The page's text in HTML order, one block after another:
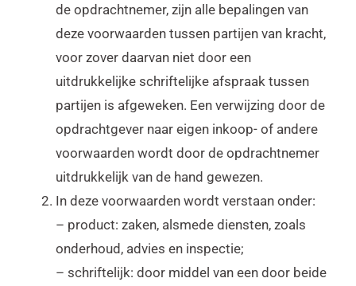
de opdrachtnemer, zijn alle bepalingen van
deze voorwaarden tussen partijen van kracht,
voor zover daarvan niet door een
uitdrukkelijke schriftelijke afspraak tussen
partijen is afgeweken. Een verwijzing door de
opdrachtgever naar eigen inkoop- of andere
voorwaarden wordt door de opdrachtnemer
uitdrukkelijk van de hand gewezen.
In deze voorwaarden wordt verstaan onder:
– product: zaken, alsmede diensten, zoals
onderhoud, advies en inspectie;
– schriftelijk: door middel van een door beide